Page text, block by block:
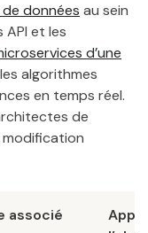
données au sein
API et les
d’une
algorithmes
en temps réel.
de
associé